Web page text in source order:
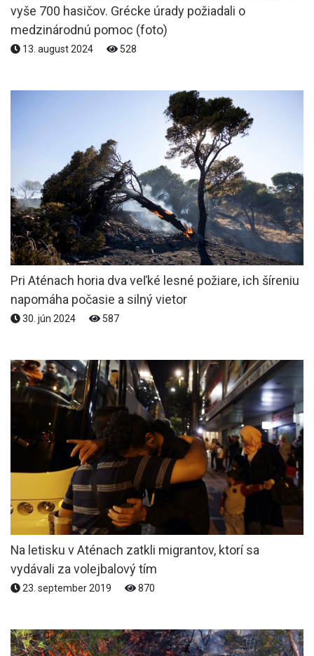
vyše 700 hasičov. Grécke úrady požiadali o
medzinárodnú pomoc (foto)
13. august 2024 528
Pri Aténach horia dva veľké lesné požiare, ich šíreniu
napomáha počasie a silný vietor
30. jún 2024 587
Na letisku v Aténach zatkli migrantov, ktorí sa
vydávali za volejbalový tím
23. september 2019 870